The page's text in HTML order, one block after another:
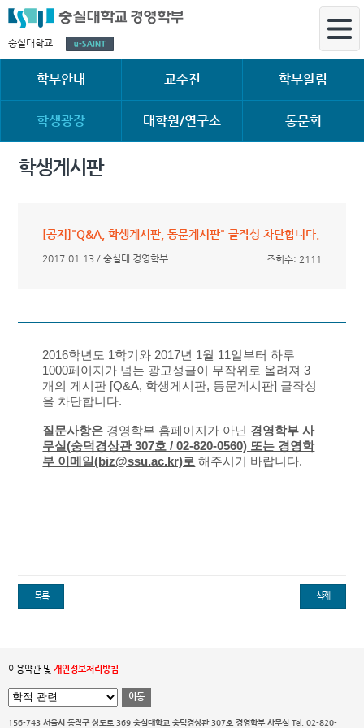
숭실대학교
학부안내 교수진 학부알림
학생광장 대학원/연구소 동문회
학생게시판
[공지]"Q&A, 학생게시판, 동문게시판" 글작성 차단합니다.
2017-01-13 / 숭실대 경영학부 조회수: 2111
2016학년도 1학기와 2017년 1월 11일부터 하루
1000페이지가 넘는 광고성글이 무작위로 올려져 3
개의 게시판 [Q&A, 학생게시판, 동문게시판] 글작성
을 차단합니다.
질문사항은 경영학부 홈페이지가 아닌 경영학부 사
무실(숭덕경상관 307호 / 02-820-0560) 또는 경영학
부 이메일(biz@ssu.ac.kr)로 해주시기 바랍니다.
목록 삭제
이용약관 및 개인정보처리방침
이동
156-743 서울시 동작구 상도로 369 숭실대학교 숭덕경상관 307호 경영학부 사무실 Tel. 02-820-